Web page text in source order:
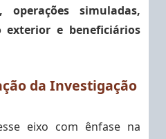
operações simuladas,
exterior e beneficiários
da Investigação
eixo com ênfase na